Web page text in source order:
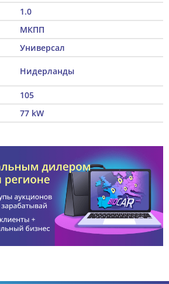
1.0
МКПП
Универсал
Нидерланды
105
77 kW